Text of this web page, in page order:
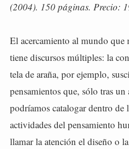
(2004). 150 páginas. Precio:
El acercamiento al mundo que
tiene discursos múltiples: la
tela de araña, por ejemplo,
pensamientos que, sólo tras
podríamos catalogar dentro de
actividades del pensamiento
llamar la atención el diseño o